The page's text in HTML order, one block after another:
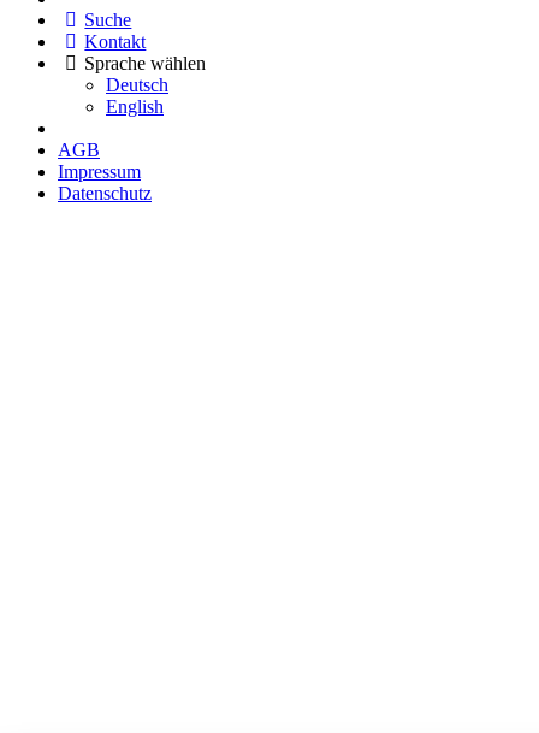
Suche
Kontakt
Sprache wählen
Deutsch
English
AGB
Impressum
Datenschutz